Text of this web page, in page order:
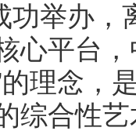
举办，
心平台
理念，
综合性